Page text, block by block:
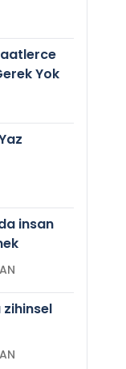
Yok
insan
zihinsel